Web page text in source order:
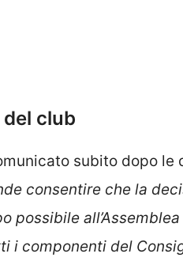
club
subito dopo le
consentire che la
possibile
i componenti del